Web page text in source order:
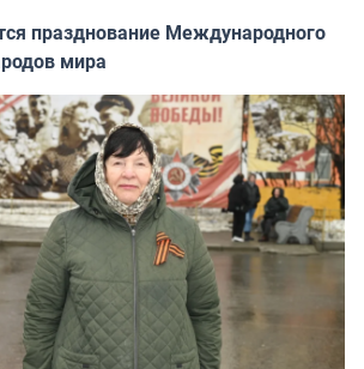
празднование Международного
мира